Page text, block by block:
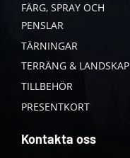
FÄRG, SPRAY OCH
PENSLAR
TÄRNINGAR
TERRÄNG & LANDSKAP
TILLBEHÖR
PRESENTKORT
Kontakta oss